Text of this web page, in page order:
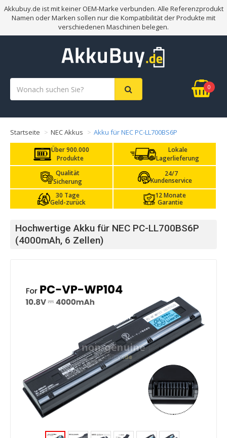
Akkubuy.de ist mit keiner OEM-Marke verbunden. Alle Referenzprodukt
Namen oder Marken sollen nur die Kompatibilität der Produkte mit
verschiedenen Maschinen belegen.
0
Startseite NEC Akkus Akku für NEC PC-LL700BS6P
Über 900.000
Produkte
Lokale
Lagerlieferung
Qualität
Sicherung
24/7
Kundenservice
30 Tage
Geld-zurück
12 Monate
Garantie
Hochwertige Akku für NEC PC-LL700BS6P
(4000mAh, 6 Zellen)